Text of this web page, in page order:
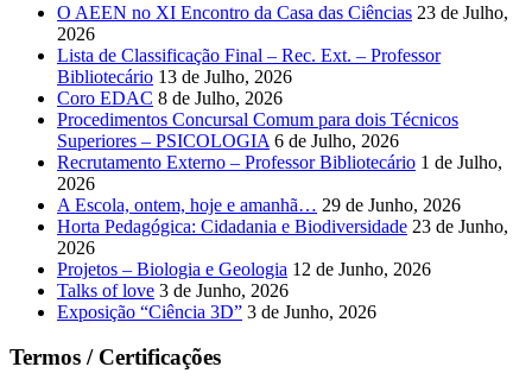
O AEEN no XI Encontro da Casa das Ciências 23 de Julho,
2026
Lista de Classificação Final – Rec. Ext. – Professor
Bibliotecário 13 de Julho, 2026
Coro EDAC 8 de Julho, 2026
Procedimentos Concursal Comum para dois Técnicos
Superiores – PSICOLOGIA 6 de Julho, 2026
Recrutamento Externo – Professor Bibliotecário 1 de Julho,
2026
A Escola, ontem, hoje e amanhã… 29 de Junho, 2026
Horta Pedagógica: Cidadania e Biodiversidade 23 de Junho,
2026
Projetos – Biologia e Geologia 12 de Junho, 2026
Talks of love 3 de Junho, 2026
Exposição “Ciência 3D” 3 de Junho, 2026
Termos / Certificações